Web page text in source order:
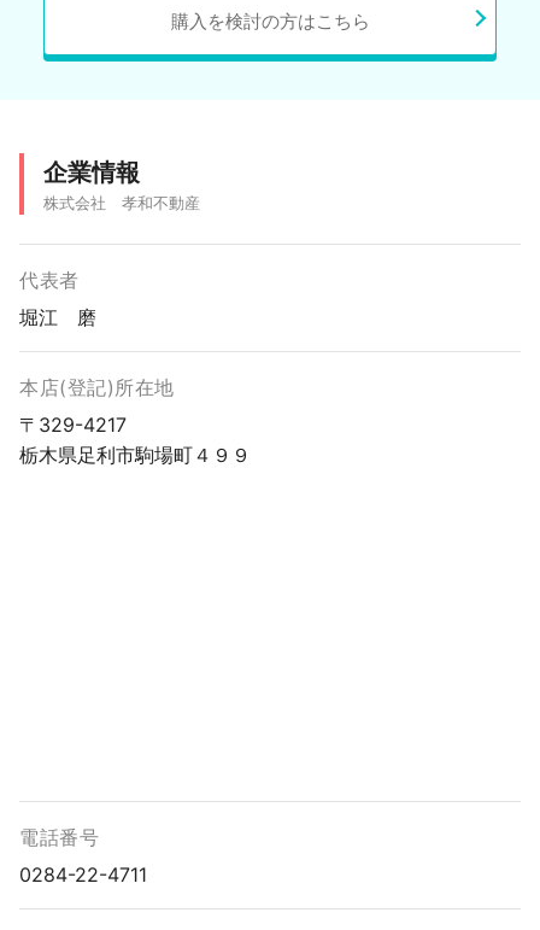
購入を検討の方はこちら
企業情報
株式会社 孝和不動産
代表者
堀江 磨
本店(登記)所在地
〒329-4217
栃木県足利市駒場町４９９
電話番号
0284-22-4711